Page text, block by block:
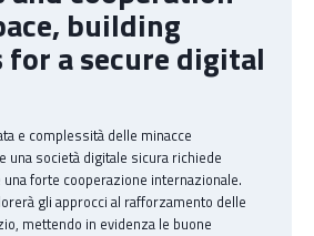
building
a secure digital
e complessità delle minacce
una società digitale sicura richiede
forte cooperazione internazionale.
gli approcci al rafforzamento delle
mettendo in evidenza le buone